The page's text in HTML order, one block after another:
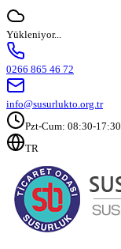
Yükleniyor...
0266 865 46 72
info@susurlukto.org.tr
Pzt-Cum: 08:30-17:30
TR